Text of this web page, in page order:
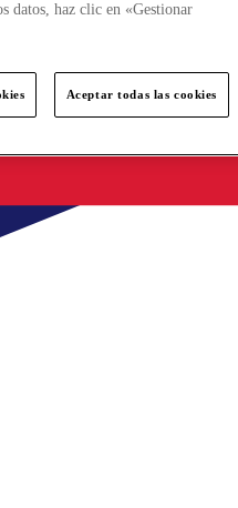
datos, haz clic en «Gestionar
Aceptar todas las cookies